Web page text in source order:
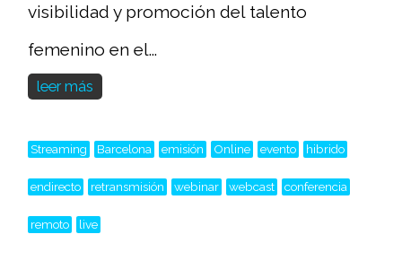
visibilidad y promoción del talento
femenino en el...
leer más
Streaming Barcelona emisión Online evento hibrido
endirecto retransmisión webinar webcast conferencia
remoto live